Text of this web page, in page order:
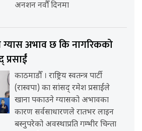
अनशन नवौँ दिनमा
ग्यास अभाव छ कि नागरिकको
प्रसाईं
काठमाडौँ । राष्ट्रिय स्वतन्त्र पार्टी
(रास्वपा) का सांसद् रमेश प्रसाईंले
खाना पकाउने ग्यासको अभावका
कारण सर्वसाधारणले रातभर लाइन
बस्नुपरेको अवस्थाप्रति गम्भीर चिन्ता